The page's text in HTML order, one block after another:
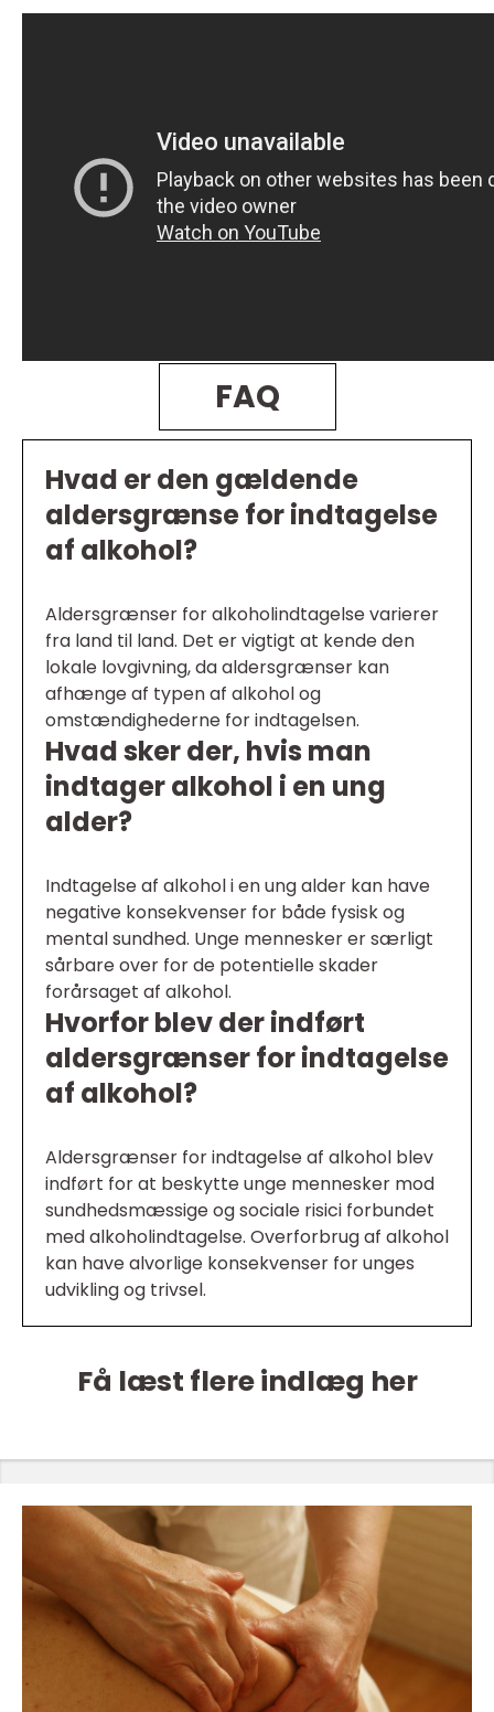
FAQ
Hvad er den gældende
aldersgrænse for indtagelse
af alkohol?
Aldersgrænser for alkoholindtagelse varierer
fra land til land. Det er vigtigt at kende den
lokale lovgivning, da aldersgrænser kan
afhænge af typen af alkohol og
omstændighederne for indtagelsen.
Hvad sker der, hvis man
indtager alkohol i en ung
alder?
Indtagelse af alkohol i en ung alder kan have
negative konsekvenser for både fysisk og
mental sundhed. Unge mennesker er særligt
sårbare over for de potentielle skader
forårsaget af alkohol.
Hvorfor blev der indført
aldersgrænser for indtagelse
af alkohol?
Aldersgrænser for indtagelse af alkohol blev
indført for at beskytte unge mennesker mod
sundhedsmæssige og sociale risici forbundet
med alkoholindtagelse. Overforbrug af alkohol
kan have alvorlige konsekvenser for unges
udvikling og trivsel.
Få læst flere indlæg her